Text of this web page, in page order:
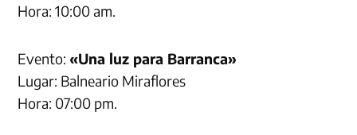
Hora: 10:00 am.
Evento: «Una luz para Barranca»
Lugar: Balneario Miraflores
Hora: 07:00 pm.